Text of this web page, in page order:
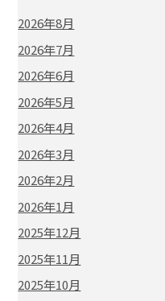
2026年8月
2026年7月
2026年6月
2026年5月
2026年4月
2026年3月
2026年2月
2026年1月
2025年12月
2025年11月
2025年10月